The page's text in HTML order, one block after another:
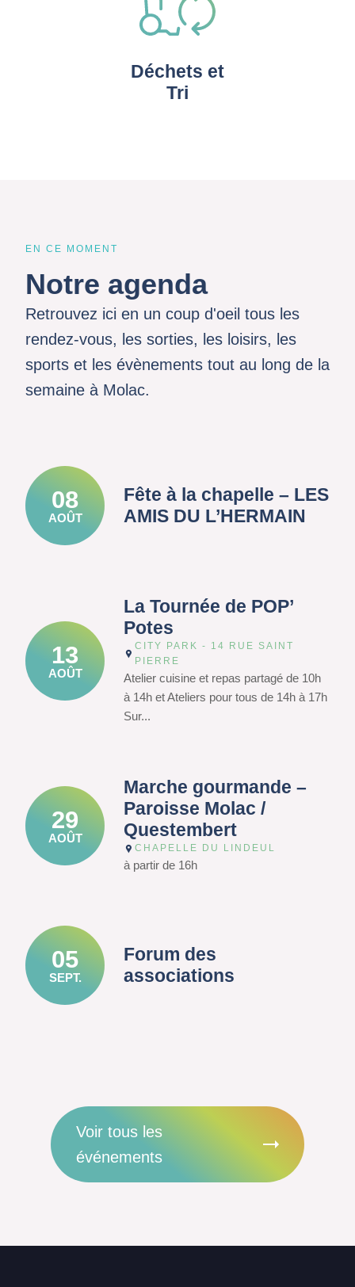
Déchets et
Tri
EN CE MOMENT
Notre agenda
Retrouvez ici en un coup d'oeil tous les
rendez-vous, les sorties, les loisirs, les
sports et les évènements tout au long de la
semaine à Molac.
08
AOÛT
Fête à la chapelle – LES
AMIS DU L’HERMAIN
13
AOÛT
La Tournée de POP’
Potes
CITY PARK - 14 RUE SAINT
PIERRE
Atelier cuisine et repas partagé de 10h
à 14h et Ateliers pour tous de 14h à 17h
Sur...
29
AOÛT
Marche gourmande –
Paroisse Molac /
Questembert
CHAPELLE DU LINDEUL
à partir de 16h
05
SEPT.
Forum des
associations
Voir tous les
événements